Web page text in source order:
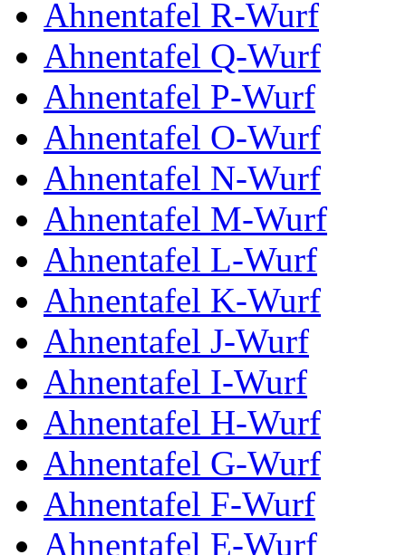
Ahnentafel R-Wurf
Ahnentafel Q-Wurf
Ahnentafel P-Wurf
Ahnentafel O-Wurf
Ahnentafel N-Wurf
Ahnentafel M-Wurf
Ahnentafel L-Wurf
Ahnentafel K-Wurf
Ahnentafel J-Wurf
Ahnentafel I-Wurf
Ahnentafel H-Wurf
Ahnentafel G-Wurf
Ahnentafel F-Wurf
Ahnentafel E-Wurf